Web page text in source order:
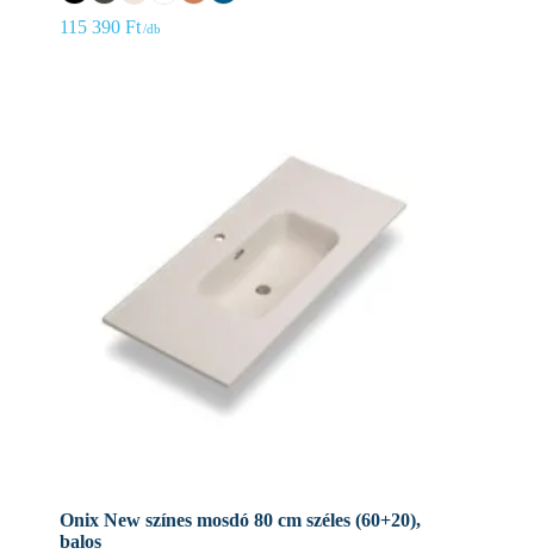
115 390 Ft
Onix New színes mosdó 80 cm széles (60+20),
balos